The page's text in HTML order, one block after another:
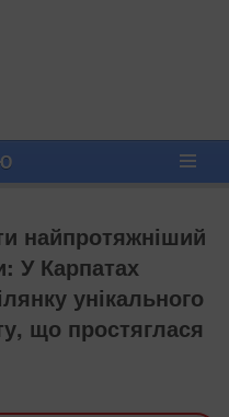
найпротяжніший
У Карпатах
унікального
що простяглася